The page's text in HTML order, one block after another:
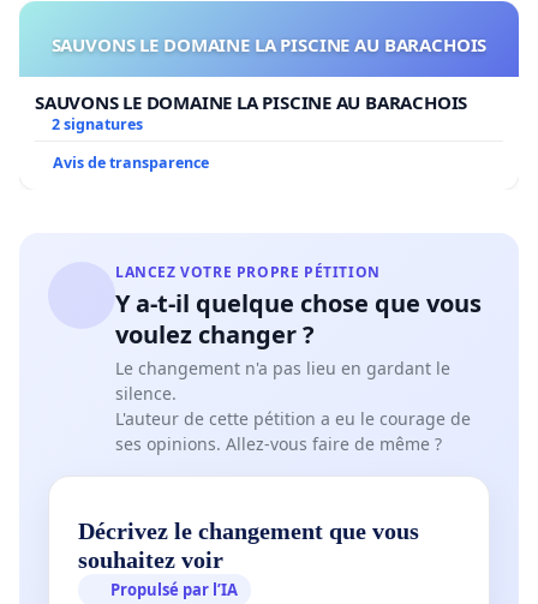
SAUVONS LE DOMAINE LA PISCINE AU BARACHOIS
SAUVONS LE DOMAINE LA PISCINE AU BARACHOIS
2 signatures
Avis de transparence
LANCEZ VOTRE PROPRE PÉTITION
Y a-t-il quelque chose que vous
voulez changer ?
Le changement n'a pas lieu en gardant le
silence.
L'auteur de cette pétition a eu le courage de
ses opinions. Allez-vous faire de même ?
Décrivez le changement que vous
souhaitez voir
Propulsé par l’IA